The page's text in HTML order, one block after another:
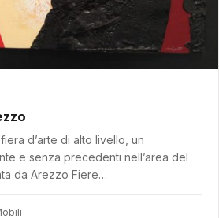
d’arte di alto livello, un
e senza precedenti nell’area del
da Arezzo Fiere…